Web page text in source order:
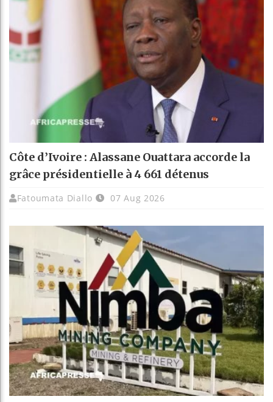
Côte d’Ivoire : Alassane Ouattara accorde la
grâce présidentielle à 4 661 détenus
Fatoumata Diallo 07 Aug 2026